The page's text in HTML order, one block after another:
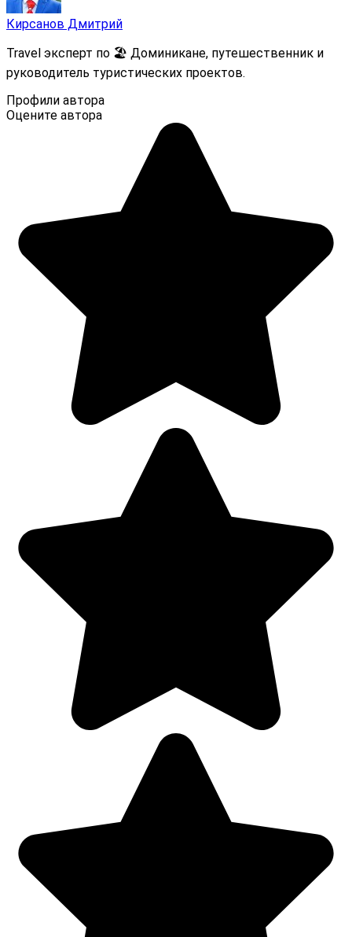
Кирсанов Дмитрий
Travel эксперт по 🏖️ Доминикане, путешественник и
руководитель туристических проектов.
Профили автора
Оцените автора